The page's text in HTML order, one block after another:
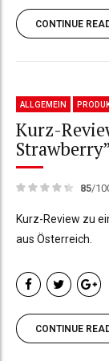
CONTINUE
ALLGEMEIN
Kurz-
Strawberry”
85/
Kurz-Review zu
aus Österreich.
CONTINUE